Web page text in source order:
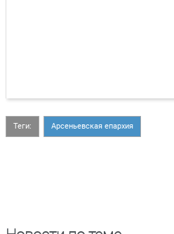
Теги: Арсеньевская епархия